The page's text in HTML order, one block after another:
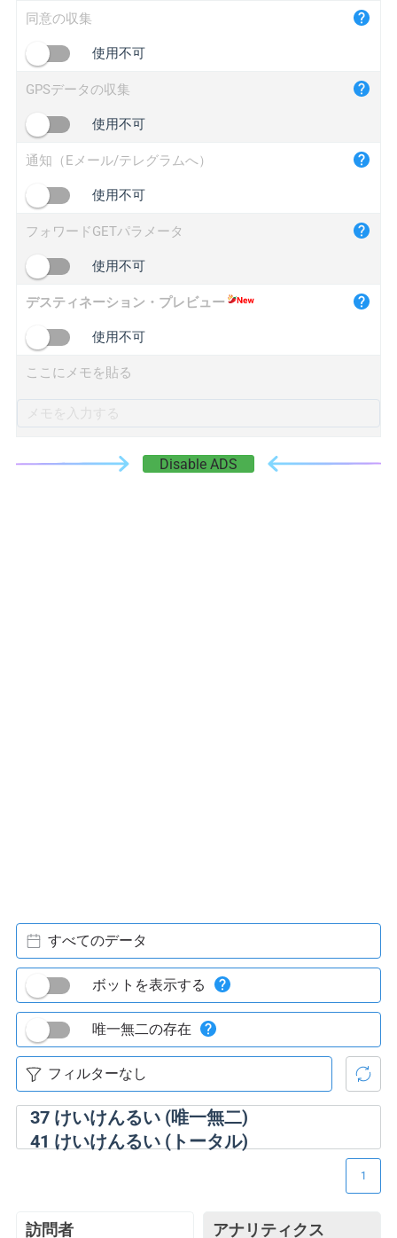
yip.su
iplogger.info
iplogger.cn
同意の収集
使用不可
GPSデータの収集
使用不可
通知（Eメール/テレグラムへ）
使用不可
フォワードGETパラメータ
使用不可
デスティネーション・プレビュー
使用不可
ここにメモを貼る
Disable ADS
37けいけんるい (唯一無二)
41 けいけんるい (トータル)
すべてのデータ
ボットを表示する
唯一無二の存在
訪問者 アナリティクス
1